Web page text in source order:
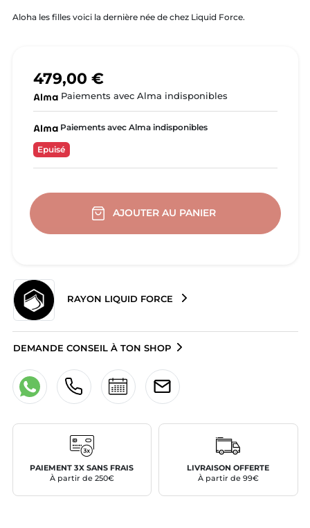
Aloha les filles voici la dernière née de chez Liquid Force.
479,00 €
Paiements avec Alma indisponibles
Paiements avec Alma indisponibles
Epuisé
AJOUTER AU PANIER
RAYON LIQUID FORCE
DEMANDE CONSEIL À TON SHOP
PAIEMENT 3X SANS FRAIS
À partir de 250€
LIVRAISON OFFERTE
À partir de 99€